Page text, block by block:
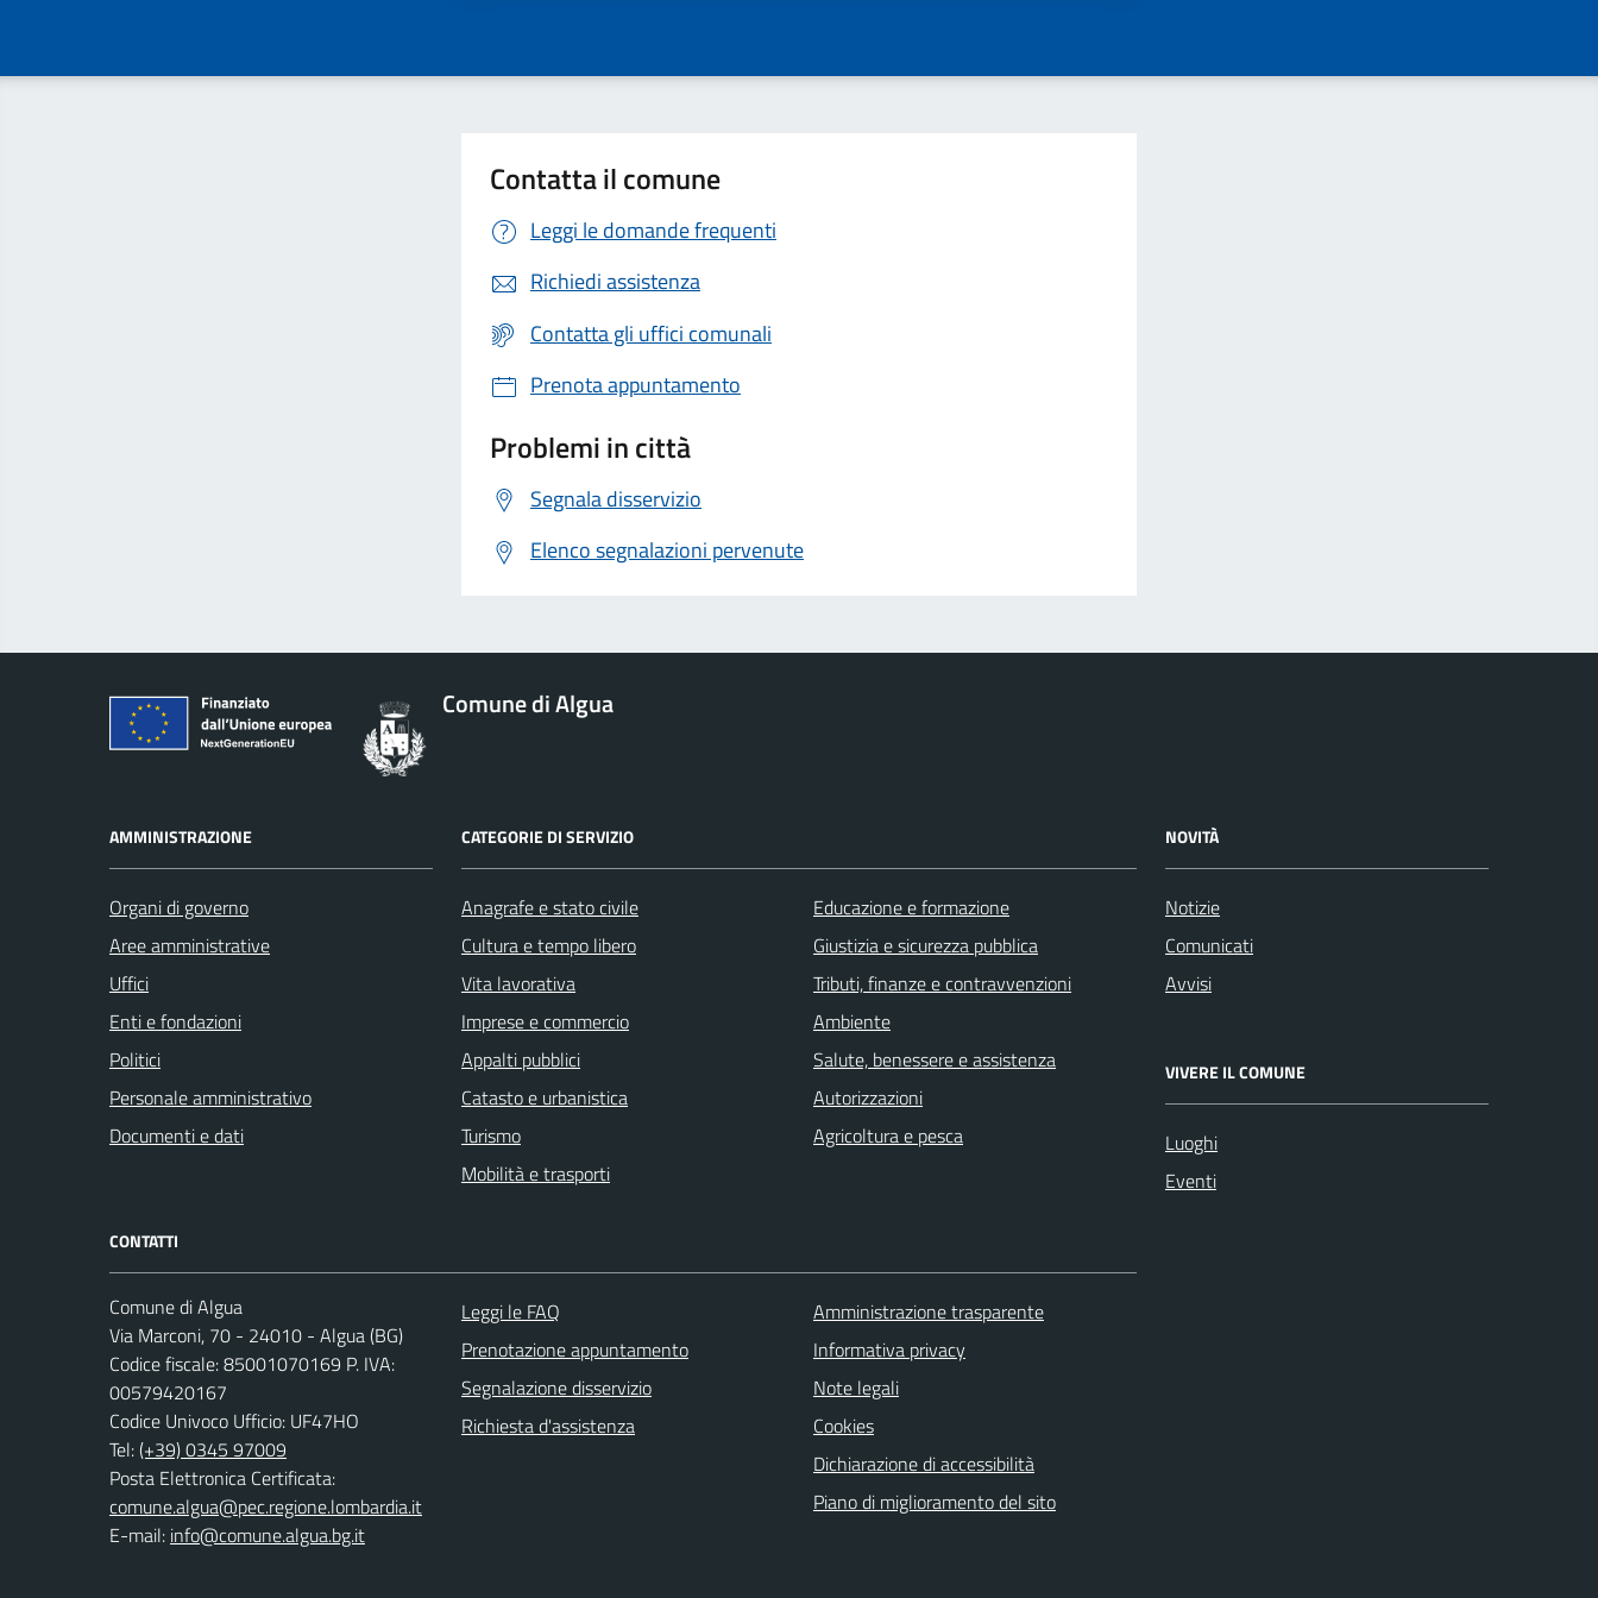
Contatta il comune
Leggi le domande frequenti
Richiedi assistenza
Contatta gli uffici comunali
Prenota appuntamento
Problemi in città
Segnala disservizio
Elenco segnalazioni pervenute
Comune di Algua
AMMINISTRAZIONE
Organi di governo
Aree amministrative
Uffici
Enti e fondazioni
Politici
Personale amministrativo
Documenti e dati
CATEGORIE DI SERVIZIO
Anagrafe e stato civile
Cultura e tempo libero
Vita lavorativa
Imprese e commercio
Appalti pubblici
Catasto e urbanistica
Turismo
Mobilità e trasporti
Educazione e formazione
Giustizia e sicurezza pubblica
Tributi, finanze e contravvenzioni
Ambiente
Salute, benessere e assistenza
Autorizzazioni
Agricoltura e pesca
NOVITÀ
Notizie
Comunicati
Avvisi
VIVERE IL COMUNE
Luoghi
Eventi
CONTATTI
Comune di Algua
Via Marconi, 70 - 24010 - Algua (BG)
Codice fiscale: 85001070169 P. IVA:
00579420167
Codice Univoco Ufficio: UF47HO
Tel:(+39) 0345 97009
Posta Elettronica Certificata:
comune.algua@pec.regione.lombardia.it
E-mail: info@comune.algua.bg.it
Leggi le FAQ
Prenotazione appuntamento
Segnalazione disservizio
Richiesta d'assistenza
Amministrazione trasparente
Informativa privacy
Note legali
Cookies
Dichiarazione di accessibilità
Piano di miglioramento del sito